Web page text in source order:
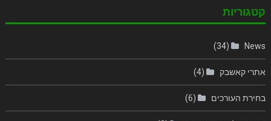
קטגוריות
News
(34)
אתרי קאשבק (4)
בחירת העורכים (6)